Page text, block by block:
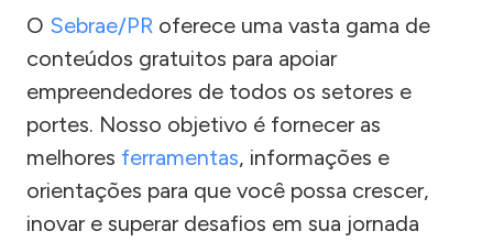
O Sebrae/PR oferece uma vasta gama de
conteúdos gratuitos para apoiar
empreendedores de todos os setores e
portes. Nosso objetivo é fornecer as
melhores ferramentas, informações e
orientações para que você possa crescer,
inovar e superar desafios em sua jornada